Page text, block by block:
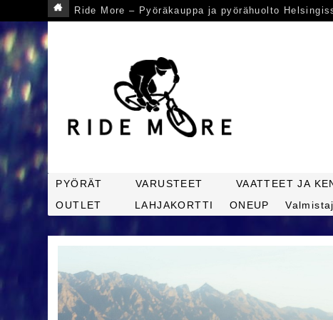
Ride More – Pyöräkauppa ja pyörähuolto
PYÖRÄT VARUSTEET VAATTEET JA
OUTLET
LAHJAKORTTI ONEUP